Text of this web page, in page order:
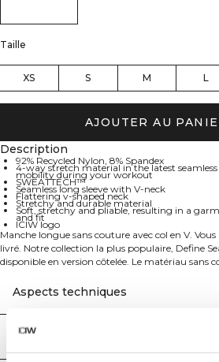
Taille
XS S M L
AJOUTER AU
Description
92% Recycled Nylon, 8% Spandex
4-way stretch material in the latest
mobility during your workout
SWEATTECH™
Seamless long sleeve with V-neck
Flattering v-shaped neck
Stretchy and durable material
Soft, stretchy and pliable, resulting in a
and fit
ICIW logo
Manche longue sans couture avec col en V.
livré. Notre collection la plus populaire, Define
disponible en version côtelée. Le matériau sans
ajustement. Les collants, les soutiens-gorge de
couleurs tendance font de Define Seamless la
d'entraînement incontournable pour de
différents. Le matériau extensible dans les quatre
technologie sans couture augmente la mobilité
Ce vêtement comprend un matériau extensible
Aspects techniques
Livraison & retours